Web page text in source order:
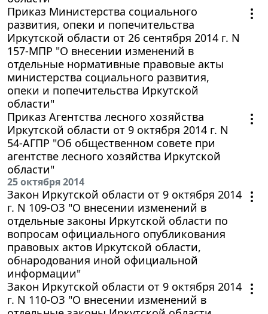
Приказ Министерства социального
развития, опеки и попечительства
Иркутской области от 26 сентября 2014 г. N
157-МПР "О внесении изменений в
отдельные нормативные правовые акты
министерства социального развития,
опеки и попечительства Иркутской
области"
Приказ Агентства лесного хозяйства
Иркутской области от 9 октября 2014 г. N
54-АГПР "Об общественном совете при
агентстве лесного хозяйства Иркутской
области"
25 октября 2014
Закон Иркутской области от 9 октября 2014
г. N 109-ОЗ "О внесении изменений в
отдельные законы Иркутской области по
вопросам официального опубликования
правовых актов Иркутской области,
обнародования иной официальной
информации"
Закон Иркутской области от 9 октября 2014
г. N 110-ОЗ "О внесении изменений в